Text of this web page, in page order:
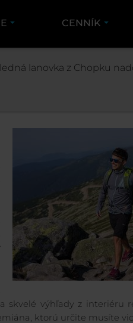
CENNÍK
CHOPOK NA
skvelé výhľady z interiéru
ktorú určite musíte
lanovka z Chopku